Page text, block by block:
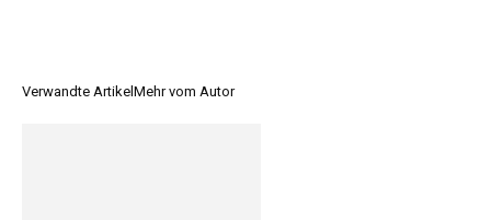
Verwandte Artikel Mehr vom Autor